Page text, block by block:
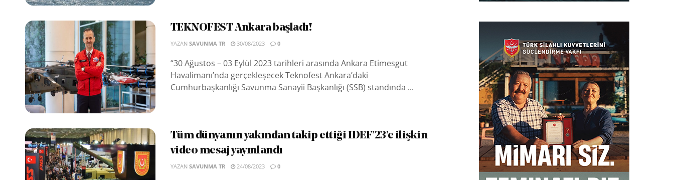
TEKNOFEST Ankara başladı!
YAZAN SAVUNMA TR 30/08/2023 0
“30 Ağustos – 03 Eylül 2023 tarihleri arasında Ankara Etimesgut
Havalimanı’nda gerçekleşecek Teknofest Ankara’daki
Cumhurbaşkanlığı Savunma Sanayii Başkanlığı (SSB) standında ...
Tüm dünyanın yakından takip ettiği IDEF’23’e ilişkin
video mesaj yayınlandı
YAZAN SAVUNMA TR 24/08/2023 0